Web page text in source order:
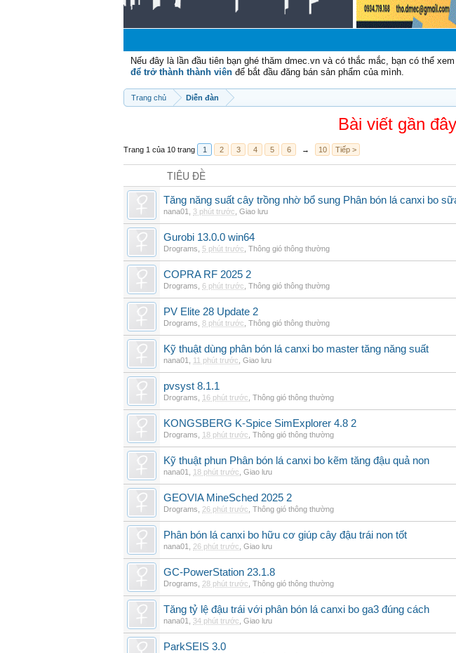
Nếu đây là lần đầu tiên bạn ghé thăm dmec.vn và có thắc mắc, bạn có thể xem
để trở thành thành viên để bắt đầu đăng bán sản phẩm của mình.
Trang chủ Diễn đàn
Bài viết gần đây
Trang 1 của 10 trang 1 2 3 4 5 6 → 10 Tiếp >
TIÊU ĐỀ
Tăng năng suất cây trồng nhờ bổ sung Phân bón lá canxi bo
nana01 3 phút trước Giao lưu
Gurobi 13.0.0 win64
Drograms 5 phút trước Thông gió thông thường
COPRA RF 2025 2
Drograms 6 phút trước Thông gió thông thường
PV Elite 28 Update 2
Drograms 8 phút trước Thông gió thông thường
Kỹ thuật dùng phân bón lá canxi bo master tăng năng suất
nana01 11 phút trước Giao lưu
pvsyst 8.1.1
Drograms 16 phút trước Thông gió thông thường
KONGSBERG K-Spice SimExplorer 4.8 2
Drograms 18 phút trước Thông gió thông thường
Kỹ thuật phun Phân bón lá canxi bo kẽm tăng đậu quả non
nana01 18 phút trước Giao lưu
GEOVIA MineSched 2025 2
Drograms 26 phút trước Thông gió thông thường
Phân bón lá canxi bo hữu cơ giúp cây đậu trái non tốt
nana01 26 phút trước Giao lưu
GC-PowerStation 23.1.8
Drograms 28 phút trước Thông gió thông thường
Tăng tỷ lệ đậu trái với phân bón lá canxi bo ga3 đúng cách
nana01 34 phút trước Giao lưu
ParkSEIS 3.0